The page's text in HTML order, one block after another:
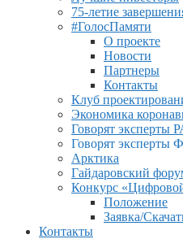
75-летие
#ГолосПамяти
О проекте
Новости
Партнеры
Контакты
Клуб
Экономика
Говорят эксперты
Говорят эксперты
Арктика
Гайдаровский
Конкурс
Положение
Заявка/
Контакты